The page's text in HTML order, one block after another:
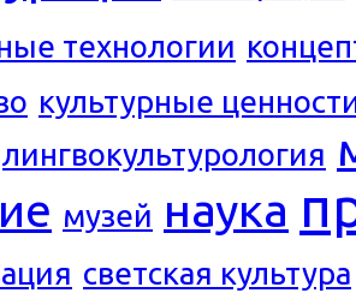
технологии
культурные
лингвокультурология
музей наука
светская культура